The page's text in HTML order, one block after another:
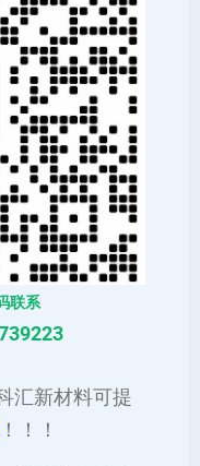
联系
汇新材料可提
！！！